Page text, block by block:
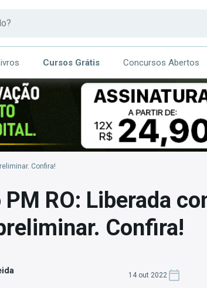
Cursos Grátis Concursos Abertos
Confira!
RO: Liberada
Confira!
14 out 2022